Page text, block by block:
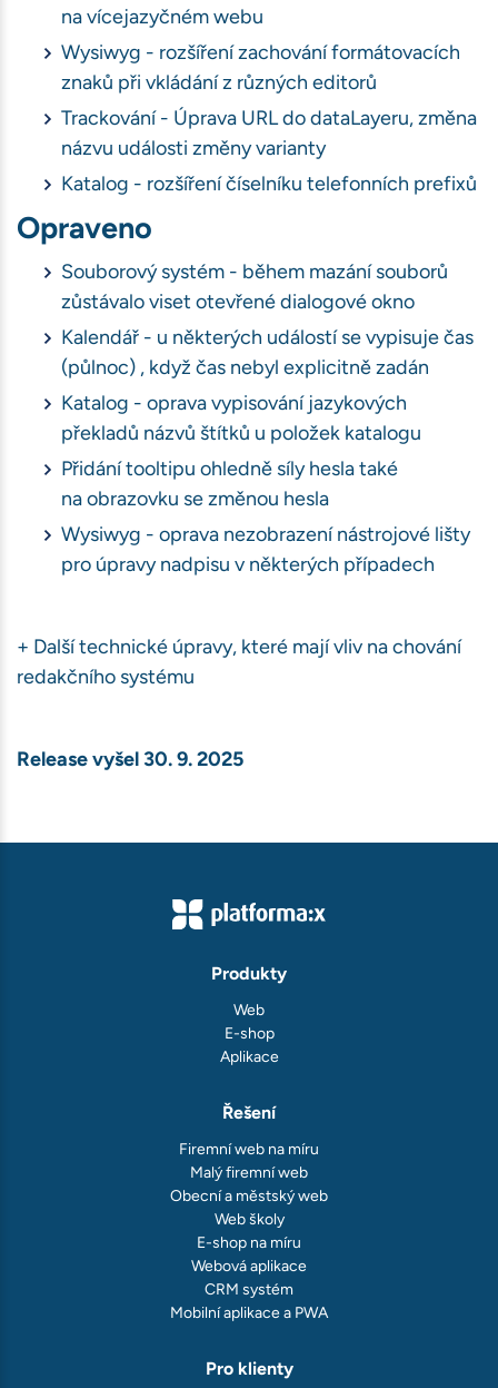
na vícejazyčném webu
Wysiwyg - rozšíření zachování formátovacích
znaků při vkládání z různých editorů
Trackování - Úprava URL do dataLayeru, změna
názvu události změny varianty
Katalog - rozšíření číselníku telefonních prefixů
Opraveno
Souborový systém - během mazání souborů
zůstávalo viset otevřené dialogové okno
Kalendář - u některých událostí se vypisuje čas
(půlnoc) , když čas nebyl explicitně zadán
Katalog - oprava vypisování jazykových
překladů názvů štítků u položek katalogu
Přidání tooltipu ohledně síly hesla také
na obrazovku se změnou hesla
Wysiwyg - oprava nezobrazení nástrojové lišty
pro úpravy nadpisu v některých případech
+ Další technické úpravy, které mají vliv na chování
redakčního systému
Release vyšel 30. 9. 2025
Produkty
Web
E-shop
Aplikace
Řešení
Firemní web na míru
Malý firemní web
Obecní a městský web
Web školy
E-shop na míru
Webová aplikace
CRM systém
Mobilní aplikace a PWA
Pro klienty